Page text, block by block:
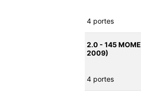
4 portes
2.0 - 145
2009)
4 portes